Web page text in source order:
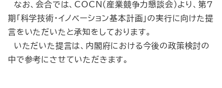
なお、会合では、COCN（産業競争力懇談会）より、第７
期「科学技術・イノベーション基本計画」の実行に向けた提
言をいただいたと承知をしております。
いただいた提言は、内閣府における今後の政策検討の
中で参考にさせていただきます。